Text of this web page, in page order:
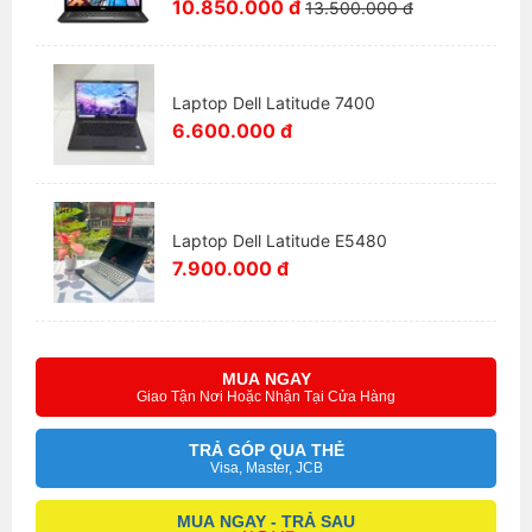
Thunderbolt 3, Micro-HDMI, Khe cắm SIM, Đầu đọc
3.0, Khóa Kensington.
Dell đã sử dụng Wireless-AC 8260 của Intel, là mô-
đun cung cấp tốc độ truyền Wi-Fi ấn tượng nhờ hỗ trợ
802.11ac và công nghệ hai luồng (tổng tốc độ lên tới
10.850.000 đ 13.500.000 đ
Laptop Dell Latitude 7400
6.600.000 đ
Laptop Dell Latitude E5480
7.900.000 đ
MUA NGAY
Giao Tận Nơi Hoặc Nhận Tại Cửa Hàng
TRẢ GÓP QUA THẺ
Visa, Master, JCB
MUA NGAY - TRẢ SAU